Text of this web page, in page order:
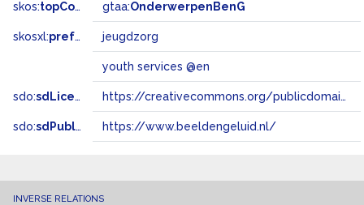
skos:topConceptOf gtaa:OnderwerpenBenG
skosxl:prefLabel jeugdzorg
youth services @en
sdo:sdLicense https://creativecommons.org/publicdomain/zero/1.0/
sdo:sdPublisher https://www.beeldengeluid.nl/
INVERSE RELATIONS